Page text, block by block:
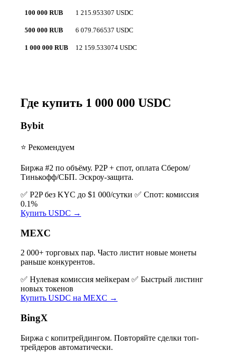
100 000 RUB 1 215.953307 USDC
500 000 RUB 6 079.766537 USDC
1 000 000 RUB 12 159.533074 USDC
Где купить 1 000 000 USDC
Bybit
⭐ Рекомендуем
Биржа #2 по объёму. P2P + спот, оплата Сбером/
Тинькофф/СБП. Эскроу-защита.
✅ P2P без KYC до $1 000/сутки ✅ Спот: комиссия
0.1%
Купить USDC →
MEXC
2 000+ торговых пар. Часто листит новые монеты
раньше конкурентов.
✅ Нулевая комиссия мейкерам ✅ Быстрый листинг
новых токенов
Купить USDC на MEXC →
BingX
Биржа с копитрейдингом. Повторяйте сделки топ-
трейдеров автоматически.